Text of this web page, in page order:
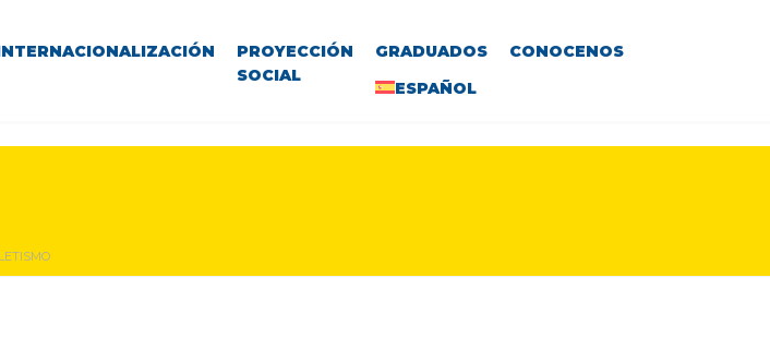
PROYECCIÓN
SOCIAL
GRADUADOS
CONOCENOS
ESPAÑOL